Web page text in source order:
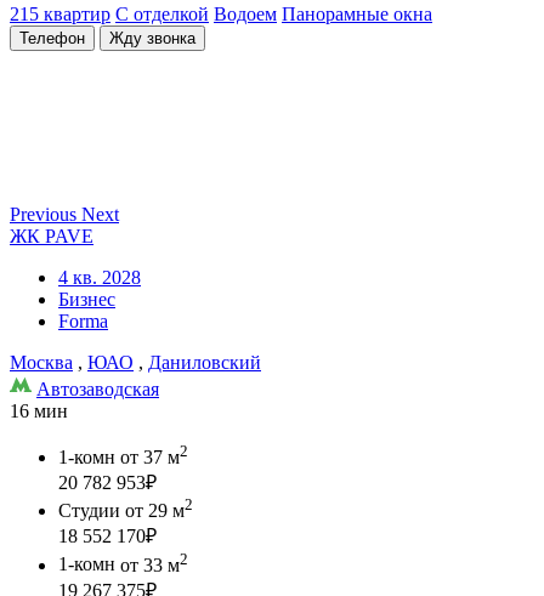
215 квартир С отделкой Водоем Панорамные окна
Телефон Жду звонка
Previous Next
ЖК PAVE
4 кв. 2028
Бизнес
Forma
Москва , ЮАО , Даниловский
Автозаводская
16 мин
1-комн от 37 м2
20 782 953₽
Студии от 29 м2
18 552 170₽
1-комн от 33 м2
19 267 375₽